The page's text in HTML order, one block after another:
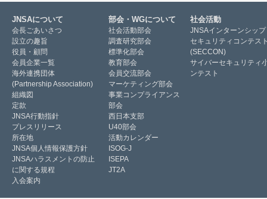
JNSAについて
会長ごあいさつ
設立の趣旨
役員・顧問
会員企業一覧
海外連携団体
(Partnership Association)
組織図
定款
JNSA行動指針
プレスリリース
所在地
JNSA個人情報保護方針
JNSAハラスメントの防止
に関する規程
入会案内
部会・WGについて
社会活動部会
調査研究部会
標準化部会
教育部会
会員交流部会
マーケティング部会
事業コンプライアンス
部会
西日本支部
U40部会
活動カレンダー
ISOG-J
ISEPA
JT2A
社会活動
JNSAインターンシップ
セキュリティコンテス
(SECCON)
サイバーセキュリティ
ンテスト